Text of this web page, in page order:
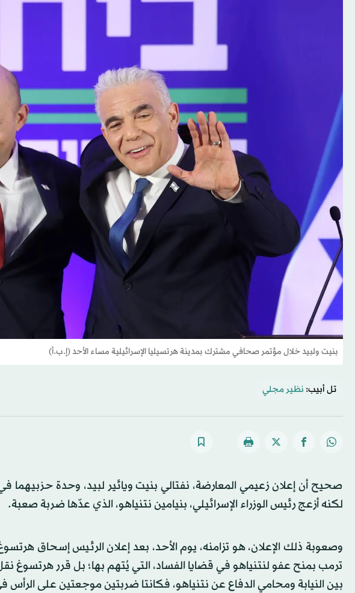
بنيت ولبيد خلال مؤتمر صحافي مشترك بمدينة هرتسيليا الإسرائيلية مساء الأحد (إ.ب.أ)
تل أبيب: نظير مجلي
صحيح أن إعلان زعيمي المعارضة، نفتالي بنيت ويائير لبيد، وحدة حزبيهما
لكنه أزعج رئيس الوزراء الإسرائيلي، بنيامين نتنياهو، الذي عدّها ضربة صعبة.
وصعوبة ذلك الإعلان، هو تزامنه، يوم الأحد، بعد إعلان الرئيس إسحاق
ترمب بمنح عفو لنتنياهو في قضايا الفساد، التي يُتهم بها؛ بل قرر هرتسوغ
بين النيابة ومحامي الدفاع عن نتنياهو، فكانتا ضربتين موجعتين على الرأس